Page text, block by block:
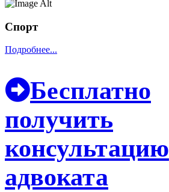
Спорт
Подробнее...
Бесплатно
получить
консультацию
адвоката